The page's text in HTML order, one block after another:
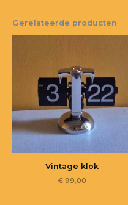
Gerelateerde producten
Vintage klok
€99,00